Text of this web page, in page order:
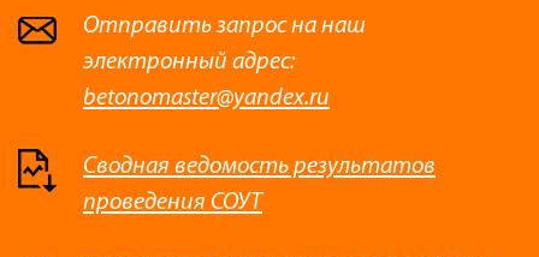
Отправить запрос на наш
электронный адрес:
betonomaster@yandex.ru
Сводная ведомость результатов
проведения СОУТ